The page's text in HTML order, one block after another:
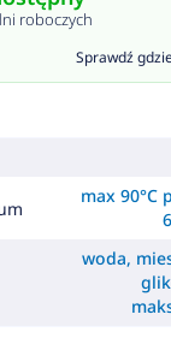
roboczych
Sprawdź
max 90°C
woda,